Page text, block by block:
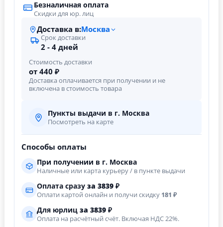
Безналичная оплата
Скидки для юр. лиц
Доставка в:Москва
Срок доставки
2 - 4 дней
Стоимость доставки
от 440 ₽
Доставка оплачивается при получении и не
включена в стоимость товара
Пункты выдачи в г. Москва
Посмотреть на карте
Способы оплаты
При получении в г. Москва
Наличные или карта курьеру / в пункте выдачи
Оплата сразу за 3839 ₽
Оплати картой онлайн и получи скидку 181 ₽
Для юрлиц за 3839 ₽
Оплата на расчётный счёт. Включая НДС 22%.